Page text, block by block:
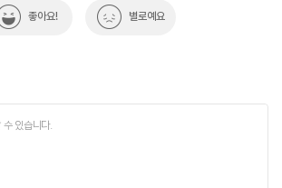
좋아요! 별로예요